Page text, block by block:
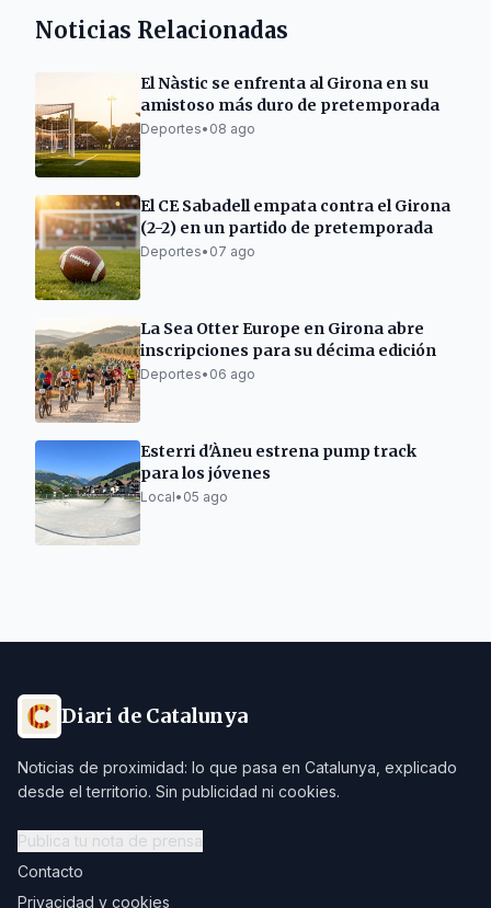
Noticias Relacionadas
El Nàstic se enfrenta al Girona en su
amistoso más duro de pretemporada
Deportes• 08 ago
El CE Sabadell empata contra el Girona
(2-2) en un partido de pretemporada
Deportes• 07 ago
La Sea Otter Europe en Girona abre
inscripciones para su décima edición
Deportes• 06 ago
Esterri d'Àneu estrena pump track
para los jóvenes
Local• 05 ago
Diari de Catalunya
Noticias de proximidad: lo que pasa en Catalunya, explicado
desde el territorio. Sin publicidad ni cookies.
Publica tu nota de prensa
Contacto
Privacidad y cookies